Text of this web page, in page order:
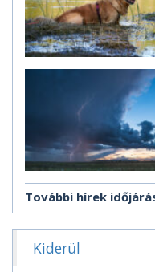
További hírek
Kiderül